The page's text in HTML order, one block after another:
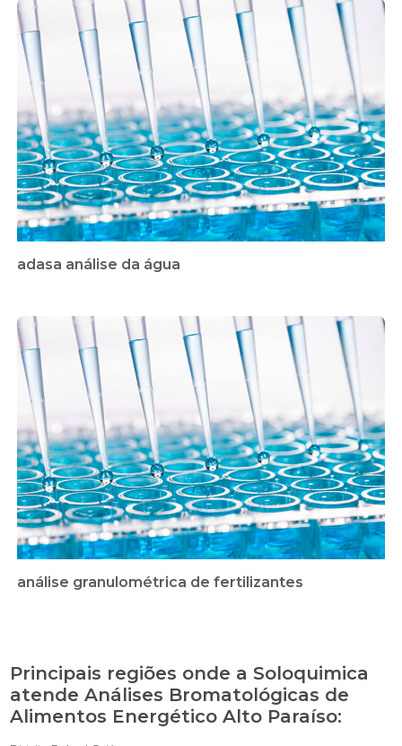
adasa análise da água
análise granulométrica de fertilizantes
Principais regiões onde a Soloquimica
atende Análises Bromatológicas de
Alimentos Energético Alto Paraíso: